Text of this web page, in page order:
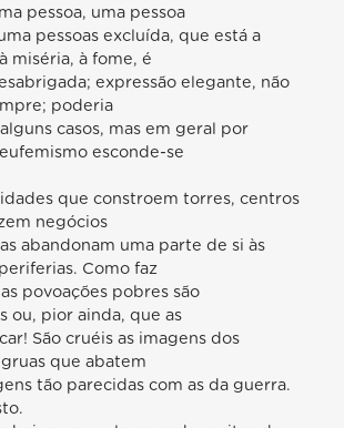
pessoa, uma pessoa
pessoas excluída, que está a
miséria, à fome, é
expressão elegante, não
poderia
casos, mas em geral por
esconde-se
que constroem torres, centros
negócios
abandonam uma parte de si às
Como faz
povoações pobres são
ou, pior ainda, que as
São cruéis as imagens dos
que abatem
tão parecidas com as da guerra.